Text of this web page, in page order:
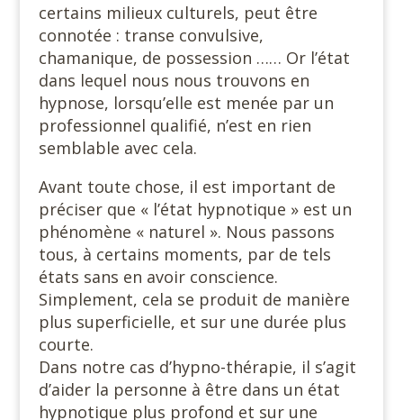
certains milieux culturels, peut être
connotée : transe convulsive,
chamanique, de possession …… Or l’état
dans lequel nous nous trouvons en
hypnose, lorsqu’elle est menée par un
professionnel qualifié, n’est en rien
semblable avec cela.
Avant toute chose, il est important de
préciser que « l’état hypnotique » est un
phénomène « naturel ». Nous passons
tous, à certains moments, par de tels
états sans en avoir conscience.
Simplement, cela se produit de manière
plus superficielle, et sur une durée plus
courte.
Dans notre cas d’hypno-thérapie, il s’agit
d’aider la personne à être dans un état
hypnotique plus profond et sur une